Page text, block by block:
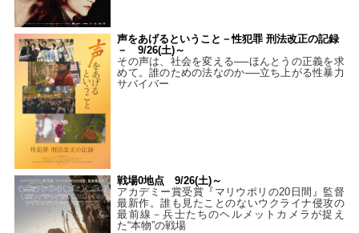
声をあげるということ－性犯罪 刑法改正の記録
－ 9/26(土)～
その声は、社会を変える──ほんとうの正義を求
めて。誰のための法なのか──立ち上がる性暴力
サバイバー
戦場0地点 9/26(土)～
アカデミー賞受賞『マリウポリの20日間』監督
最新作。誰も見たことのないウクライナ侵攻の
最前線－兵士たちのヘルメットカメラが捉え
た“本物”の戦場